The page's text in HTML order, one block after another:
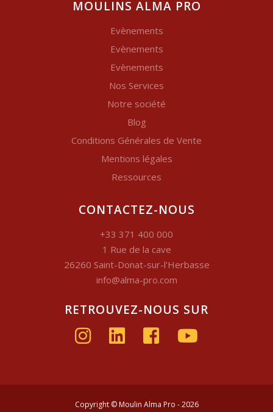
MOULINS ALMA PRO
Evènements
Evènements
Evènements
Nos Services
Notre société
Blog
Conditions Générales de Vente
Mentions légales
Ressources
CONTACTEZ-NOUS
+33 371 400 000
1 Rue de la cave
26260 Saint-Donat-sur-l'Herbasse
info@alma-pro.com
RETROUVEZ-NOUS SUR
Copyright © Moulin Alma Pro - 2026